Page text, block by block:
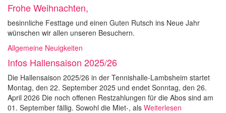
Frohe Weihnachten,
besinnliche Festtage und einen Guten Rutsch ins Neue Jahr
wünschen wir allen unseren Besuchern.
Allgemeine Neuigkeiten
Infos Hallensaison 2025/26
Die Hallensaison 2025/26 in der Tennishalle-Lambsheim startet
Montag, den 22. September 2025 und endet Sonntag, den 26.
April 2026 Die noch offenen Restzahlungen für die Abos sind am
01. September fällig. Sowohl die Miet-, als Weiterlesen